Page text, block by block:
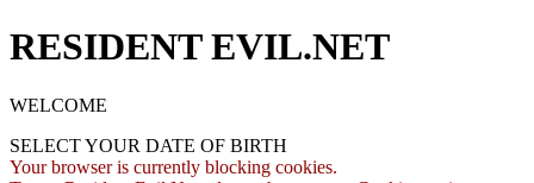
RESIDENT EVIL.NET
WELCOME
SELECT YOUR DATE OF BIRTH
Your browser is currently blocking cookies.